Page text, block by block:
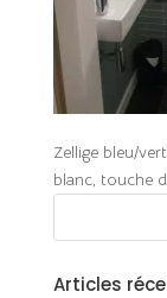
Zellige bleu/
blanc, touche
Articles